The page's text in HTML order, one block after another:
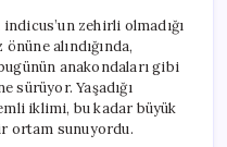
zehirli olmadığı
alındığında,
anakondaları gibi
sürüyor. Yaşadığı
iklimi, bu kadar büyük
ortam sunuyordu.